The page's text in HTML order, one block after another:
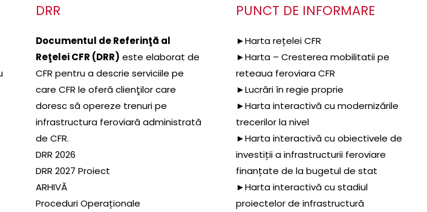
DRR
Documentul de Referinţă al
Reţelei CFR (DRR) este elaborat de
CFR pentru a descrie serviciile pe
care CFR le oferă clienţilor care
doresc să opereze trenuri pe
infrastructura feroviară administrată
de CFR.
DRR 2026
DRR 2027 Proiect
ARHIVĂ
Proceduri Operaționale
PUNCT DE INFORMARE
►Harta rețelei CFR
►Harta – Cresterea mobilitatii pe
reteaua feroviara CFR
►Lucrări în regie proprie
►Harta interactivă cu modernizările
trecerilor la nivel
►Harta interactivă cu obiectivele de
investiții a infrastructurii feroviare
finanțate de la bugetul de stat
►Harta interactivă cu stadiul
proiectelor de infrastructură